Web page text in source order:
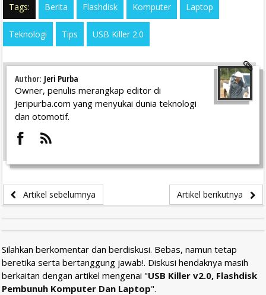
Tags: Berita Flashdisk Komputer Laptop
Teknologi Tips USB Killer 2.0
Author: Jeri Purba
Owner, penulis merangkap editor di
Jeripurba.com yang menyukai dunia teknologi
dan otomotif.
Artikel sebelumnya Artikel berikutnya
Silahkan berkomentar dan berdiskusi. Bebas, namun tetap
beretika serta bertanggung jawab!. Diskusi hendaknya masih
berkaitan dengan artikel mengenai "USB Killer v2.0, Flashdisk
Pembunuh Komputer Dan Laptop".